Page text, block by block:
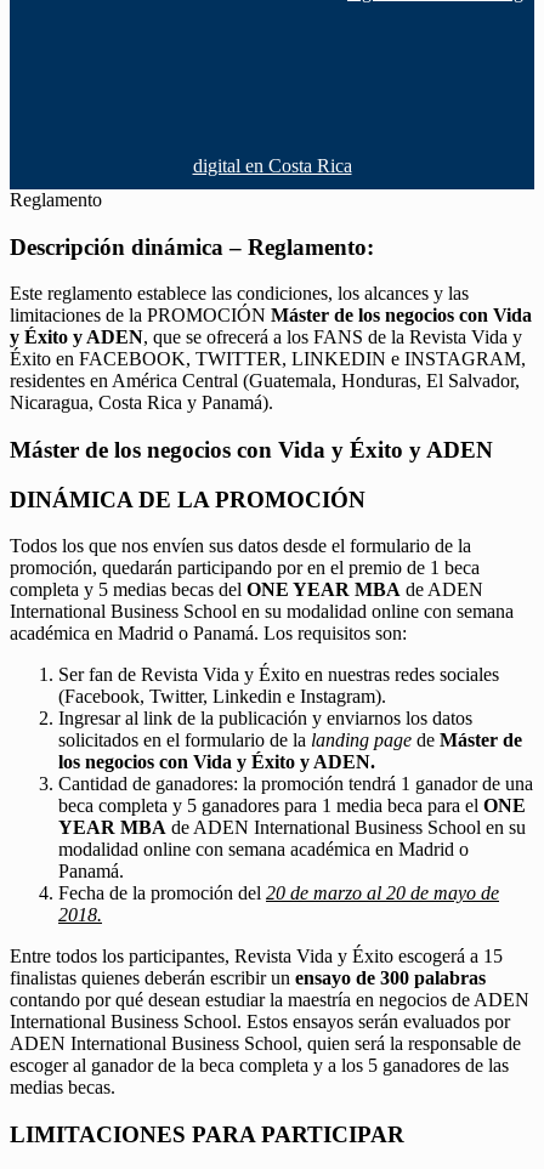
digital en Costa Rica
Reglamento
Descripción dinámica – Reglamento:
Este reglamento establece las condiciones, los alcances y las
limitaciones de la PROMOCIÓN Máster de los negocios con Vida
y Éxito y ADEN, que se ofrecerá a los FANS de la Revista Vida y
Éxito en FACEBOOK, TWITTER, LINKEDIN e INSTAGRAM,
residentes en América Central (Guatemala, Honduras, El Salvador,
Nicaragua, Costa Rica y Panamá).
Máster de los negocios con Vida y Éxito y ADEN
DINÁMICA DE LA PROMOCIÓN
Todos los que nos envíen sus datos desde el formulario de la
promoción, quedarán participando por en el premio de 1 beca
completa y 5 medias becas del ONE YEAR MBA de ADEN
International Business School en su modalidad online con semana
académica en Madrid o Panamá. Los requisitos son:
Ser fan de Revista Vida y Éxito en nuestras redes sociales
(Facebook, Twitter, Linkedin e Instagram).
Ingresar al link de la publicación y enviarnos los datos
solicitados en el formulario de la landing page de Máster de
los negocios con Vida y Éxito y ADEN.
Cantidad de ganadores: la promoción tendrá 1 ganador de una
beca completa y 5 ganadores para 1 media beca para el ONE
YEAR MBA de ADEN International Business School en su
modalidad online con semana académica en Madrid o
Panamá.
Fecha de la promoción del 20 de marzo al 20 de mayo de
2018.
Entre todos los participantes, Revista Vida y Éxito escogerá a 15
finalistas quienes deberán escribir un ensayo de 300 palabras
contando por qué desean estudiar la maestría en negocios de ADEN
International Business School. Estos ensayos serán evaluados por
ADEN International Business School, quien será la responsable de
escoger al ganador de la beca completa y a los 5 ganadores de las
medias becas.
LIMITACIONES PARA PARTICIPAR